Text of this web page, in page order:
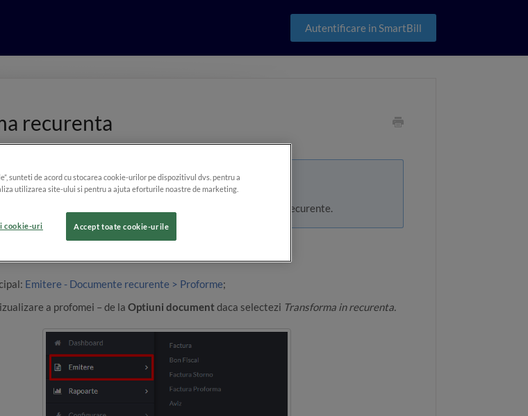
Autentificare in SmartBill
recurenta
nu exista posibilitatea de a emite recurente.
Emitere - Documente recurente > Proforme;
a profomei – de la Optiuni documentdaca selectezi Transforma in recurenta.
sunteti de acord cu stocarea cookie-urilor pe dispozitivul dvs. pentru a
utilizarea site-ului si pentru a ajuta eforturile noastre de marketing.
Accept toate cookie-urile
cookie-uri